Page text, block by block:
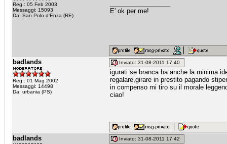
Reg.: 05 Feb 2003
Messaggi: 15093
Da: San Polo d'Enza (RE)
E' ok per me!
badlands
Reg.: 01 Mag 2002
Messaggi: 14498
Da: urbania (PS)
Inviato: 31-08-2011 17:40
igurati se branca ha anche la minima
regalare,girare in prestito pagando
in compenso mi tiro su il morale
ciao!
badlands Inviato: 31-08-2011 17:42